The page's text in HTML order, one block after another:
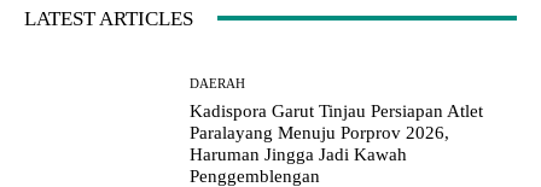
LATEST ARTICLES
DAERAH
Kadispora Garut Tinjau Persiapan Atlet
Paralayang Menuju Porprov 2026,
Haruman Jingga Jadi Kawah
Penggemblengan